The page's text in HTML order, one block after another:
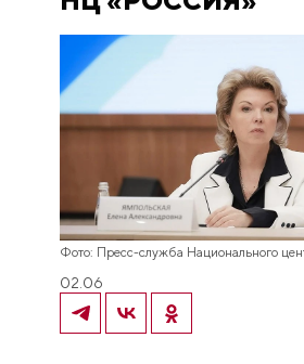
Фото: Пресс-служба Национального
02.06